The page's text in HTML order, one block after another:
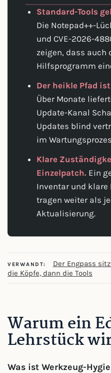
Standard-Tools
Die Notepad++-
und CVE-2026-
zeigen, dass auch
Hilfsprogramm
Der heikle Pfad
Über Monate
Update-Kanal
Updates blind
im
Klare
Einzelpatch. Ein
Inventar und klare
tragen weiter als
Aktualisierung.
VERWANDT: Der Engpass
die Köpfe, dann die Tools
Warum ein
Lehrstück
Was ist Werkzeug-